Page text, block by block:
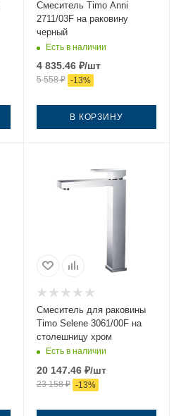
Смеситель Timo Anni
2711/03F на раковину
черный
Есть в наличии
4 835.46₽/шт
5 558₽ -13%
В КОРЗИНУ
Смеситель для раковины
Timo Selene 3061/00F на
столешницу хром
Есть в наличии
20 147.46₽/шт
23 158₽ -13%